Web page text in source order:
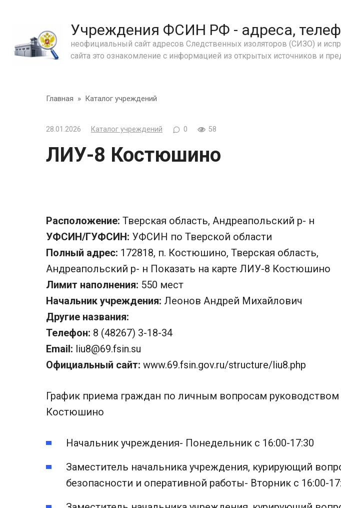
Учреждения ФСИН РФ - адреса,
неофициальный сайт адресов Следственных изоляторов (СИЗО) и
сайта это ознакомление с информацией из открытых источников и
Главная » Каталог учреждений
28.01.2026 Каталог учреждений 0 58
ЛИУ-8 Костюшино
Расположение: Тверская область, Андреапольский р- н
УФСИН/ГУФСИН: УФСИН по Тверской области
Полный адрес: 172818, п. Костюшино, Тверская область,
Андреапольский р- н Показать на карте ЛИУ-8 Костюшино
Лимит наполнения: 550 мест
Начальник учреждения: Леонов Андрей Михайлович
Другие названия:
Телефон: 8 (48267) 3-18-34
Email: liu8@69.fsin.su
Официальный сайт: www.69.fsin.gov.ru/structure/liu8.php
График приема граждан по личным вопросам
Костюшино
Начальник учреждения- Понедельник с 16:00-17:30
Заместитель начальника учреждения, курирующий
безопасности и оперативной работы- Вторник с 16:00-